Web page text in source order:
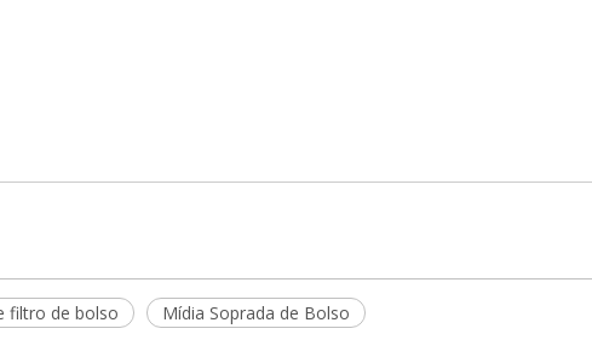
filtro de bolso Mídia Soprada de Bolso